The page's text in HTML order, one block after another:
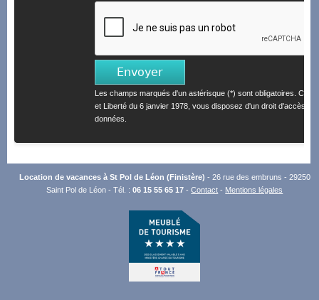
Les champs marqués d'un astérisque (*) sont obligatoires.
et Liberté du 6 janvier 1978, vous disposez d'un droit d'accès et
données.
Location de vacances à St Pol de Léon (Finistère) - 26 rue des embruns - 29250
Saint Pol de Léon - Tél. :06 15 55 65 17 -Contact - Mentions légales